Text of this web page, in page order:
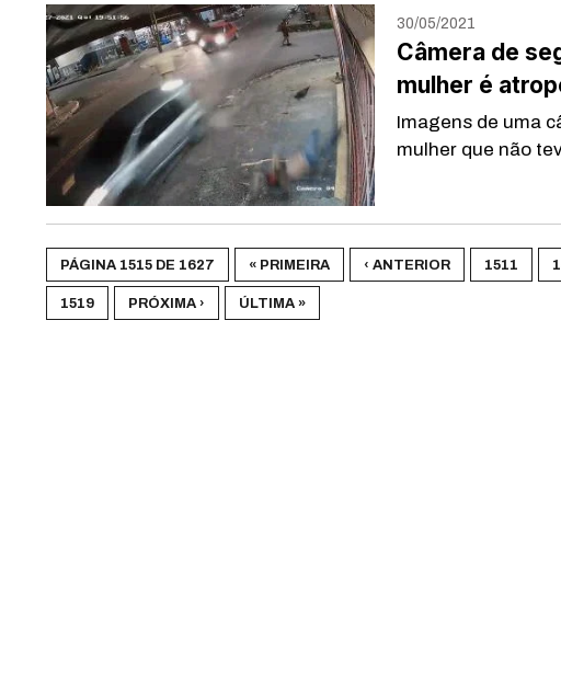
30/05/2021
Câmera de
mulher é
Imagens de uma
mulher que não
PÁGINA 1515 DE 1627 « PRIMEIRA ‹ ANTERIOR 1511
1519 PRÓXIMA › ÚLTIMA »